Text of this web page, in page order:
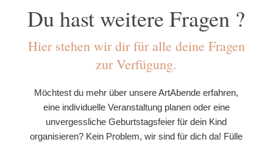
Du hast weitere Fragen ?
Hier stehen wir dir für alle deine Fragen
zur Verfügung.
Möchtest du mehr über unsere ArtAbende erfahren,
eine individuelle Veranstaltung planen oder eine
unvergessliche Geburtstagsfeier für dein Kind
organisieren? Kein Problem, wir sind für dich da! Fülle